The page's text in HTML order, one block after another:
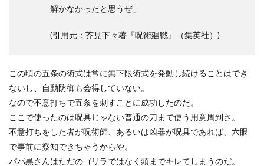
解かなかったと思うぜ」
(引用元：芥見下々著『呪術廻戦』（集英社）)
この頃の五条の術式は常に無下限術式を発動し続けることはでき
ないし、自動防御も会得していない。
なので不意打ちで五条を刺すことに成功したのだ。
ここで使ったのは呪具じゃない普通の刀まで使う用意周到さ。
不意打ちをした者が呪術師、あるいは凶器が呪具であれば、六眼
で事前に察知できちゃうからや。
パパ黒さんはただのゴリラではなく頭までキレてしまうのだ。